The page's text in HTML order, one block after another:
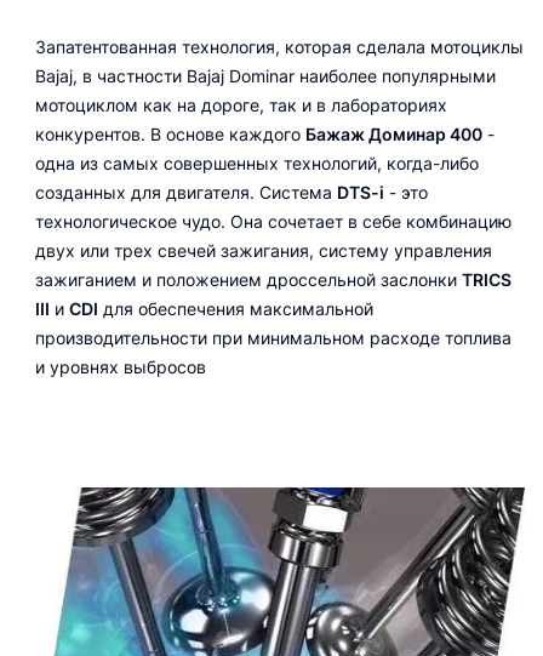
Запатентованная технология, которая сделала мотоциклы
Bajaj, в частности Bajaj Dominar наиболее популярными
мотоциклом как на дороге, так и в лабораториях
конкурентов. В основе каждого Бажаж Доминар 400 -
одна из самых совершенных технологий, когда-либо
созданных для двигателя. Система DTS-i - это
технологическое чудо. Она сочетает в себе комбинацию
двух или трех свечей зажигания, систему управления
зажиганием и положением дроссельной заслонки TRICS
III и CDI для обеспечения максимальной
производительности при минимальном расходе топлива
и уровнях выбросов